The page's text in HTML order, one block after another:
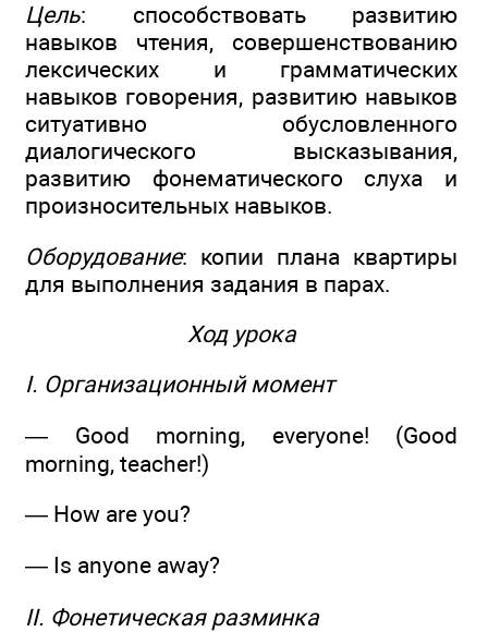
Цель: способствовать развитию
навыков чтения, совершенствованию
лексических и грамматических
навыков говорения, развитию навыков
ситуативно обусловленного
диалогического высказывания,
развитию фонематического слуха и
произносительных навыков.
Оборудование: копии плана квартиры
для выполнения задания в парах.
Ход урока
I. Организационный момент
— Good morning, everyone! (Good
morning, teacher!)
— How are you?
— Is anyone away?
II. Фонетическая разминка